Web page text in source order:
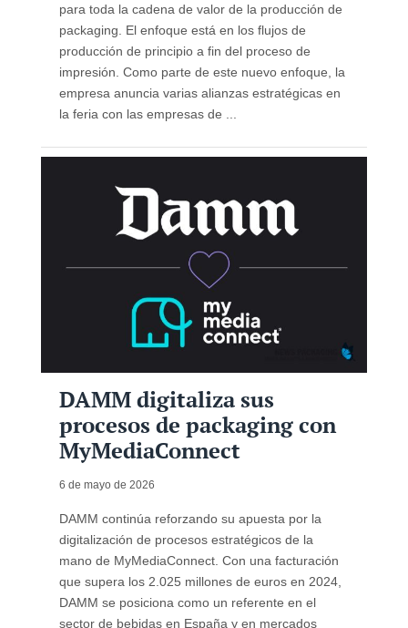
para toda la cadena de valor de la producción de
packaging. El enfoque está en los flujos de
producción de principio a fin del proceso de
impresión. Como parte de este nuevo enfoque, la
empresa anuncia varias alianzas estratégicas en
la feria con las empresas de ...
DAMM digitaliza sus
procesos de packaging con
MyMediaConnect
6 de mayo de 2026
DAMM continúa reforzando su apuesta por la
digitalización de procesos estratégicos de la
mano de MyMediaConnect. Con una facturación
que supera los 2.025 millones de euros en 2024,
DAMM se posiciona como un referente en el
sector de bebidas en España y en mercados